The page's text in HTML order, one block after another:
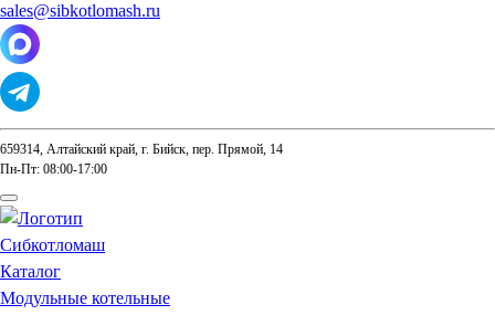
sales@sibkotlomash.ru
659314, Алтайский край, г. Бийск, пер. Прямой, 14
Пн-Пт: 08:00-17:00
Каталог
Модульные котельные